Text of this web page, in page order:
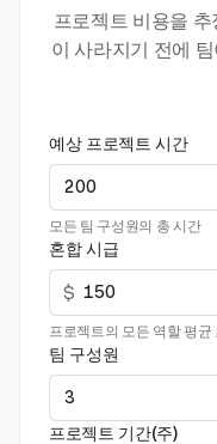
프로젝트 비용을
이 사라지기 전에
예상 프로젝트 시간
모든 팀 구성원의 총 시간
혼합 시급
$
프로젝트의 모든 역할 평균
팀 구성원
프로젝트 기간(주)